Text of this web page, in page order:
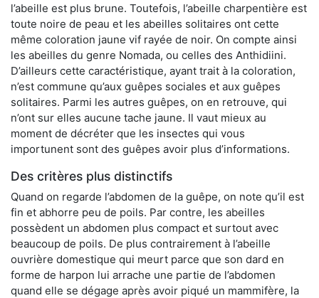
l’abeille est plus brune. Toutefois, l’abeille charpentière est
toute noire de peau et les abeilles solitaires ont cette
même coloration jaune vif rayée de noir. On compte ainsi
les abeilles du genre Nomada, ou celles des Anthidiini.
D’ailleurs cette caractéristique, ayant trait à la coloration,
n’est commune qu’aux guêpes sociales et aux guêpes
solitaires. Parmi les autres guêpes, on en retrouve, qui
n’ont sur elles aucune tache jaune. Il vaut mieux au
moment de décréter que les insectes qui vous
importunent sont des guêpes avoir plus d’informations.
Des critères plus distinctifs
Quand on regarde l’abdomen de la guêpe, on note qu’il est
fin et abhorre peu de poils. Par contre, les abeilles
possèdent un abdomen plus compact et surtout avec
beaucoup de poils. De plus contrairement à l’abeille
ouvrière domestique qui meurt parce que son dard en
forme de harpon lui arrache une partie de l’abdomen
quand elle se dégage après avoir piqué un mammifère, la